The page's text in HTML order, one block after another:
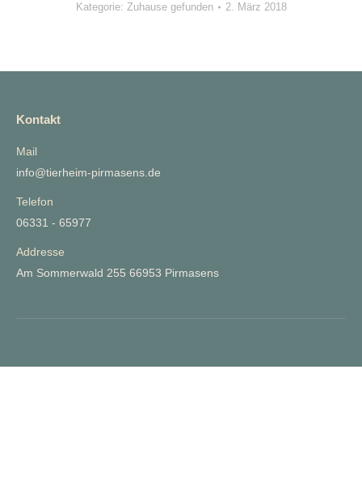
Kategorie: Zuhause gefunden 2. März 2018
Kontakt
Mail
info@tierheim-pirmasens.de
Telefon
06331 - 65977
Addresse
Am Sommerwald 255 66953 Pirmasens